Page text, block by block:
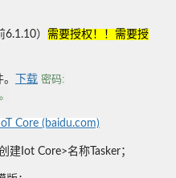
） 需要授权！！需要授
下载 密码:
IoT Core (baidu.com)
Iot Core>名称Tasker；